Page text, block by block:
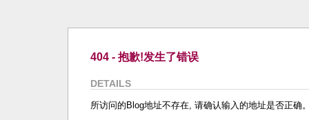
404 - 抱歉!发生了错误
DETAILS
所访问的Blog地址不存在, 请确认输入的地址是否正确